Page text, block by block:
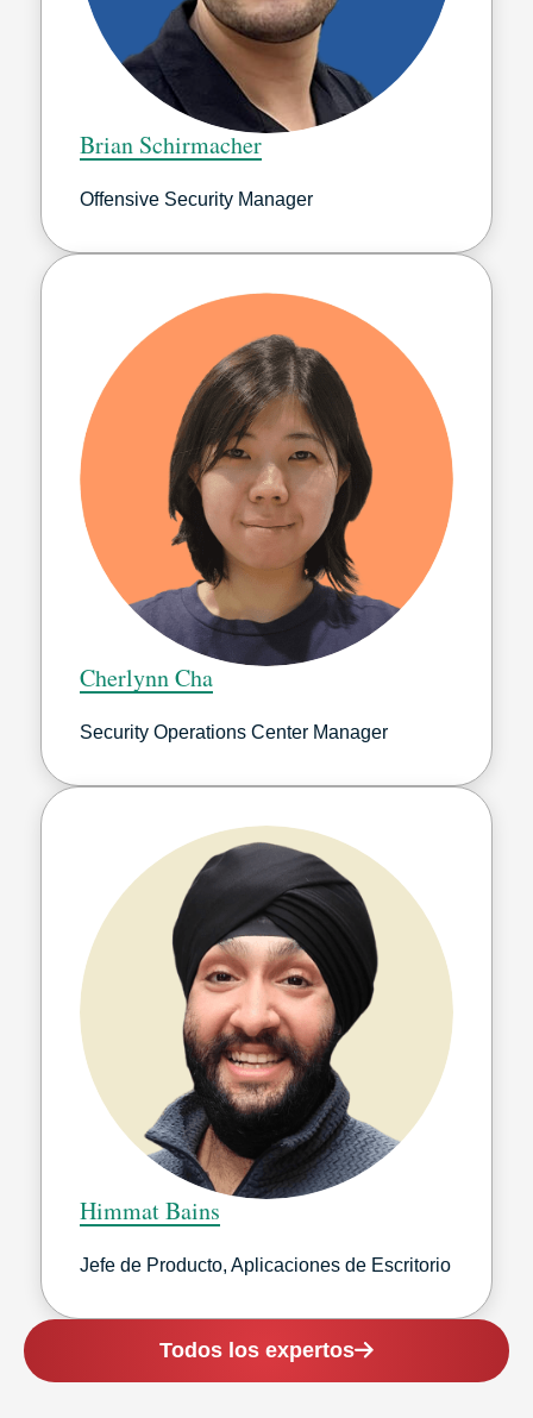
Brian Schirmacher
Offensive Security Manager
Cherlynn Cha
Security Operations Center Manager
Himmat Bains
Jefe de Producto, Aplicaciones de Escritorio
Todos los expertos